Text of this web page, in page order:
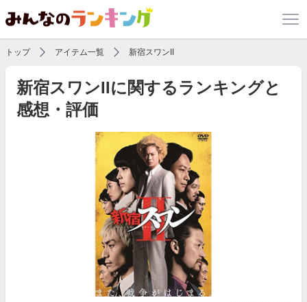
トップ アイテム一覧 新宿スワンII
新宿スワンIIに関するランキングと
感想・評価